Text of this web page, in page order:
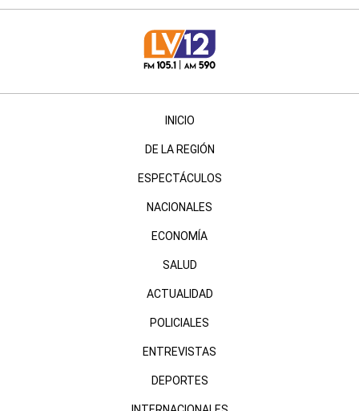
INICIO
DE LA REGIÓN
ESPECTÁCULOS
NACIONALES
ECONOMÍA
SALUD
ACTUALIDAD
POLICIALES
ENTREVISTAS
DEPORTES